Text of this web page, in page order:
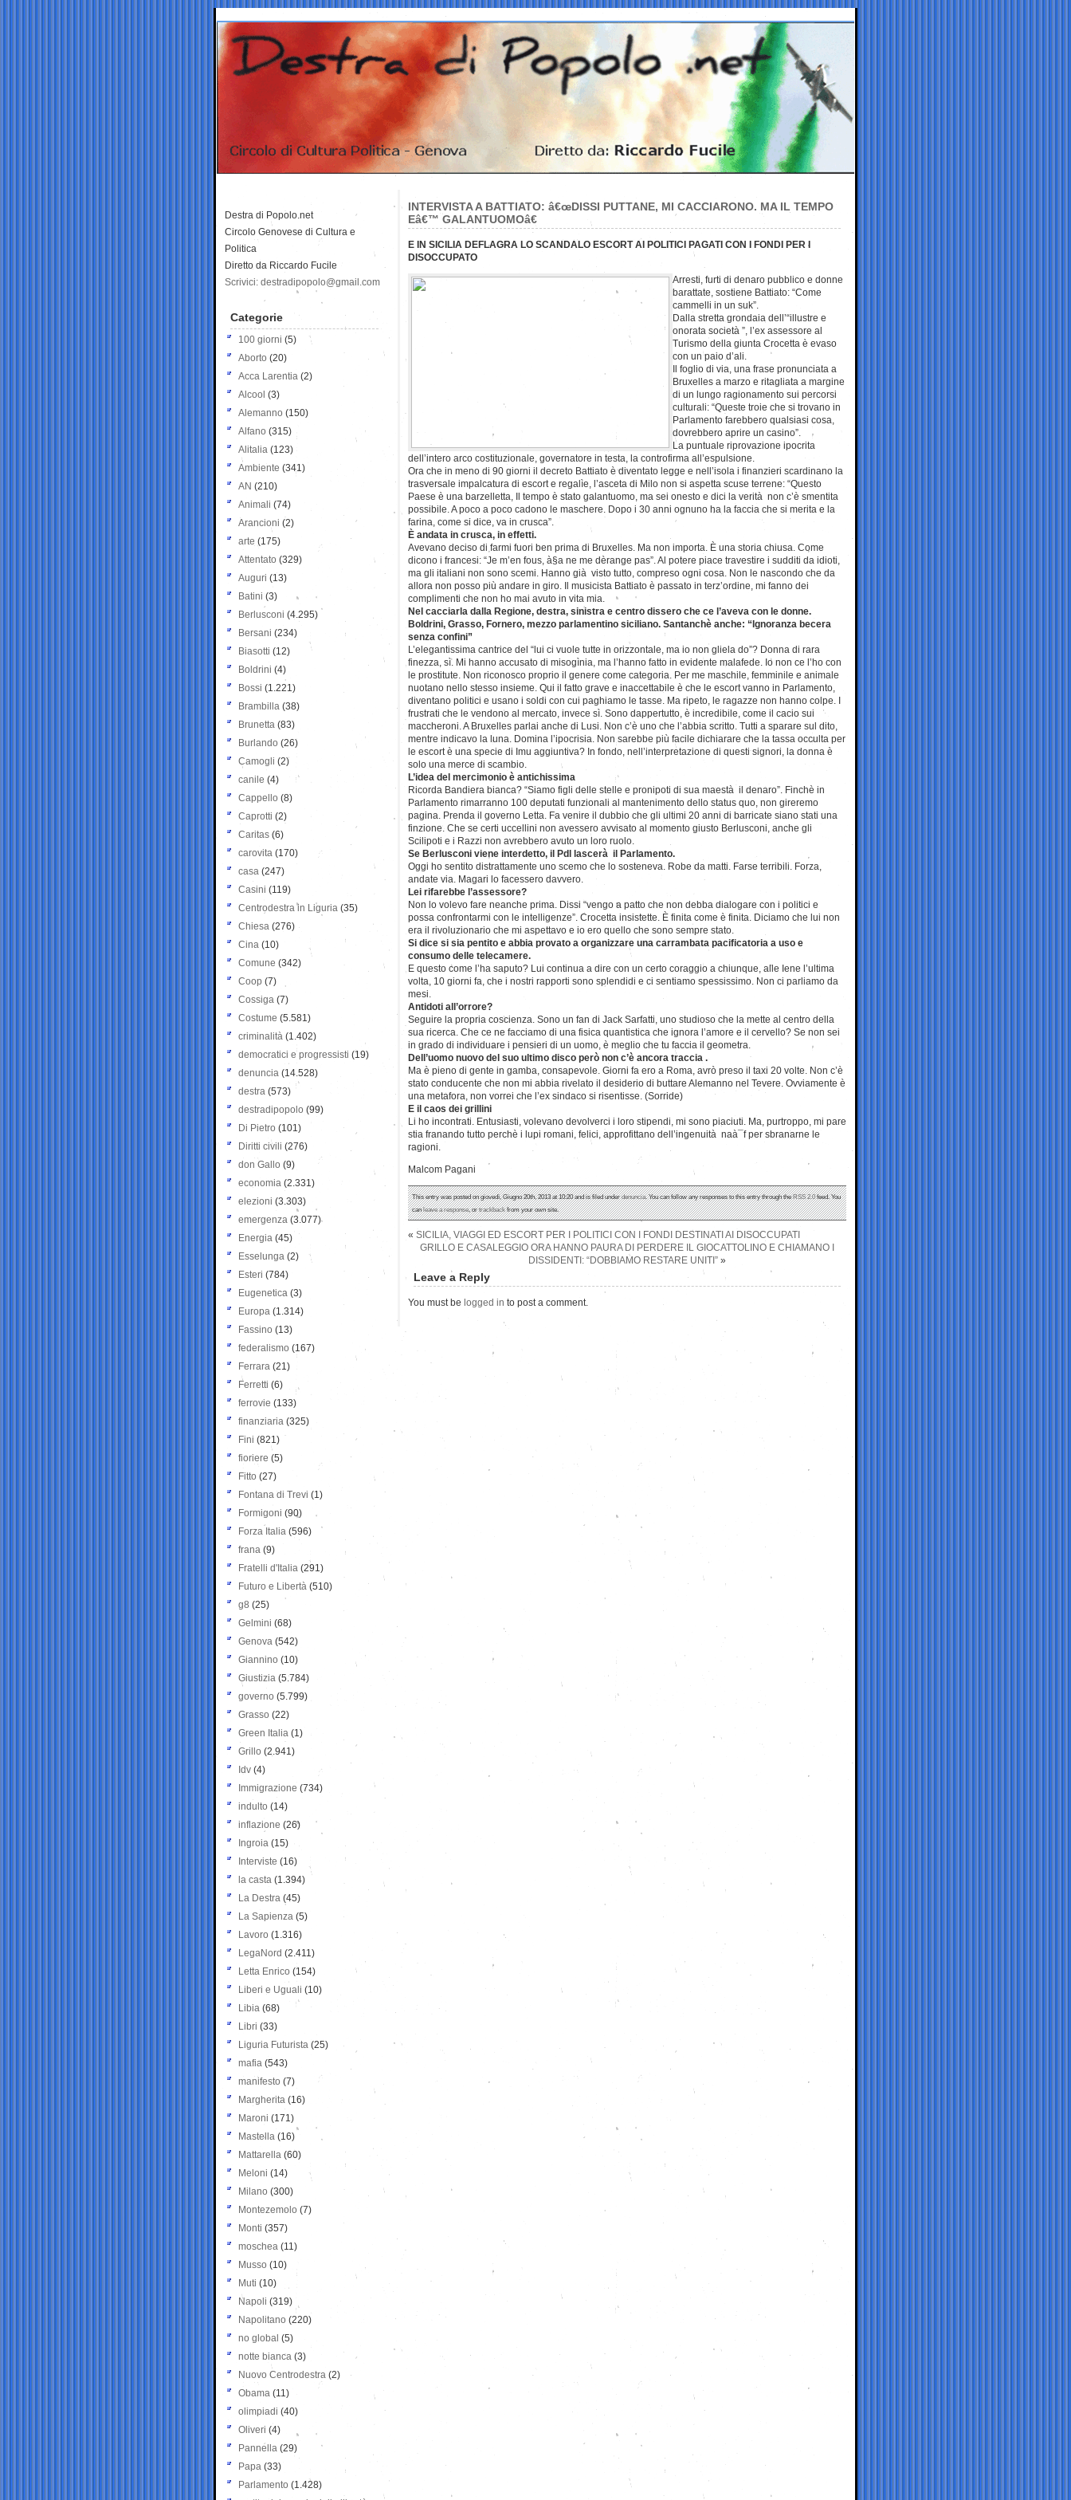
INTERVISTA A BATTIATO: â€œDISSI PUTTANE, MI CACCIARONO. MA IL TEMPO
Eâ€™ GALANTUOMOâ€
E IN SICILIA DEFLAGRA LO SCANDALO ESCORT AI POLITICI PAGATI CON I FONDI PER I
DISOCCUPATO
Arresti, furti di denaro pubblico e donne
barattate, sostiene Battiato: “Come
cammelli in un suk”.
Dalla stretta grondaia dell’“illustre e
onorata società ”, l’ex assessore al
Turismo della giunta Crocetta è evaso
con un paio d’ali.
Il foglio di via, una frase pronunciata a
Bruxelles a marzo e ritagliata a margine
di un lungo ragionamento sui percorsi
culturali: “Queste troie che si trovano in
Parlamento farebbero qualsiasi cosa,
dovrebbero aprire un casino”.
La puntuale riprovazione ipocrita
dell’intero arco costituzionale, governatore in testa, la controfirma all’espulsione.
Ora che in meno di 90 giorni il decreto Battiato è diventato legge e nell’isola i finanzieri scardinano la
trasversale impalcatura di escort e regalìe, l’asceta di Milo non si aspetta scuse terrene: “Questo
Paese è una barzelletta, Il tempo è stato galantuomo, ma sei onesto e dici la verità non c’è smentita
possibile. A poco a poco cadono le maschere. Dopo i 30 anni ognuno ha la faccia che si merita e la
farina, come si dice, va in crusca”.
È andata in crusca, in effetti.
Avevano deciso di farmi fuori ben prima di Bruxelles. Ma non importa. È una storia chiusa. Come
dicono i francesi: “Je m’en fous, à§a ne me dèrange pas”. Al potere piace travestire i sudditi da idioti,
ma gli italiani non sono scemi. Hanno già visto tutto, compreso ogni cosa. Non le nascondo che da
allora non posso più andare in giro. Il musicista Battiato è passato in terz’ordine, mi fanno dei
complimenti che non ho mai avuto in vita mia.
Nel cacciarla dalla Regione, destra, sinistra e centro dissero che ce l’aveva con le donne.
Boldrini, Grasso, Fornero, mezzo parlamentino siciliano. Santanchè anche: “Ignoranza becera
senza confini”
L’elegantissima cantrice del “lui ci vuole tutte in orizzontale, ma io non gliela do”? Donna di rara
finezza, sì. Mi hanno accusato di misogìnia, ma l’hanno fatto in evidente malafede. Io non ce l’ho con
le prostitute. Non riconosco proprio il genere come categoria. Per me maschile, femminile e animale
nuotano nello stesso insieme. Qui il fatto grave e inaccettabile è che le escort vanno in Parlamento,
diventano politici e usano i soldi con cui paghiamo le tasse. Ma ripeto, le ragazze non hanno colpe. I
frustrati che le vendono al mercato, invece sì. Sono dappertutto, è incredibile, come il cacio sui
maccheroni. A Bruxelles parlai anche di Lusi. Non c’è uno che l’abbia scritto. Tutti a sparare sul dito,
mentre indicavo la luna. Domina l’ipocrisia. Non sarebbe più facile dichiarare che la tassa occulta per
le escort è una specie di Imu aggiuntiva? In fondo, nell’interpretazione di questi signori, la donna è
solo una merce di scambio.
L’idea del mercimonio è antichissima
Ricorda Bandiera bianca? “Siamo figli delle stelle e pronipoti di sua maestà il denaro”. Finchè in
Parlamento rimarranno 100 deputati funzionali al mantenimento dello status quo, non gireremo
pagina. Prenda il governo Letta. Fa venire il dubbio che gli ultimi 20 anni di barricate siano stati una
finzione. Che se certi uccellini non avessero avvisato al momento giusto Berlusconi, anche gli
Scilipoti e i Razzi non avrebbero avuto un loro ruolo.
Se Berlusconi viene interdetto, il Pdl lascerà il Parlamento.
Oggi ho sentito distrattamente uno scemo che lo sosteneva. Robe da matti. Farse terribili. Forza,
andate via. Magari lo facessero davvero.
Lei rifarebbe l’assessore?
Non lo volevo fare neanche prima. Dissi “vengo a patto che non debba dialogare con i politici e
possa confrontarmi con le intelligenze”. Crocetta insistette. È finita come è finita. Diciamo che lui non
era il rivoluzionario che mi aspettavo e io ero quello che sono sempre stato.
Si dice si sia pentito e abbia provato a organizzare una carrambata pacificatoria a uso e
consumo delle telecamere.
E questo come l’ha saputo? Lui continua a dire con un certo coraggio a chiunque, alle Iene l’ultima
volta, 10 giorni fa, che i nostri rapporti sono splendidi e ci sentiamo spessissimo. Non ci parliamo da
mesi.
Antidoti all’orrore?
Seguire la propria coscienza. Sono un fan di Jack Sarfatti, uno studioso che la mette al centro della
sua ricerca. Che ce ne facciamo di una fisica quantistica che ignora l’amore e il cervello? Se non sei
in grado di individuare i pensieri di un uomo, è meglio che tu faccia il geometra.
Dell’uomo nuovo del suo ultimo disco però non c’è ancora traccia .
Ma è pieno di gente in gamba, consapevole. Giorni fa ero a Roma, avrò preso il taxi 20 volte. Non c’è
stato conducente che non mi abbia rivelato il desiderio di buttare Alemanno nel Tevere. Ovviamente è
una metafora, non vorrei che l’ex sindaco si risentisse. (Sorride)
E il caos dei grillini
Li ho incontrati. Entusiasti, volevano devolverci i loro stipendi, mi sono piaciuti. Ma, purtroppo, mi pare
stia franando tutto perchè i lupi romani, felici, approfittano dell’ingenuità naà¯f per sbranarne le
ragioni.
Malcom Pagani
This entry was posted on giovedì, Giugno 20th, 2013 at 10:20 and is filed underdenuncia. You can follow any responses to this entry through theRSS 2.0feed. You
canleave a response, ortrackbackfrom your own site.
« SICILIA, VIAGGI ED ESCORT PER I POLITICI CON I FONDI DESTINATI AI DISOCCUPATI
GRILLO E CASALEGGIO ORA HANNO PAURA DI PERDERE IL GIOCATTOLINO E CHIAMANO I
DISSIDENTI: “DOBBIAMO RESTARE UNITI” »
Leave a Reply
You must be logged in to post a comment.
Destra di Popolo.net
Circolo Genovese di Cultura e
Politica
Diretto da Riccardo Fucile
Scrivici: destradipopolo@gmail.com
Categorie
100 giorni (5)
Aborto (20)
Acca Larentia (2)
Alcool (3)
Alemanno (150)
Alfano (315)
Alitalia (123)
Ambiente (341)
AN (210)
Animali (74)
Arancioni (2)
arte (175)
Attentato (329)
Auguri (13)
Batini (3)
Berlusconi (4.295)
Bersani (234)
Biasotti (12)
Boldrini (4)
Bossi (1.221)
Brambilla (38)
Brunetta (83)
Burlando (26)
Camogli (2)
canile (4)
Cappello (8)
Caprotti (2)
Caritas (6)
carovita (170)
casa (247)
Casini (119)
Centrodestra in Liguria (35)
Chiesa (276)
Cina (10)
Comune (342)
Coop (7)
Cossiga (7)
Costume (5.581)
criminalità (1.402)
democratici e progressisti (19)
denuncia (14.528)
destra (573)
destradipopolo (99)
Di Pietro (101)
Diritti civili (276)
don Gallo (9)
economia (2.331)
elezioni (3.303)
emergenza (3.077)
Energia (45)
Esselunga (2)
Esteri (784)
Eugenetica (3)
Europa (1.314)
Fassino (13)
federalismo (167)
Ferrara (21)
Ferretti (6)
ferrovie (133)
finanziaria (325)
Fini (821)
fioriere (5)
Fitto (27)
Fontana di Trevi (1)
Formigoni (90)
Forza Italia (596)
frana (9)
Fratelli d'Italia (291)
Futuro e Libertà (510)
g8 (25)
Gelmini (68)
Genova (542)
Giannino (10)
Giustizia (5.784)
governo (5.799)
Grasso (22)
Green Italia (1)
Grillo (2.941)
Idv (4)
Immigrazione (734)
indulto (14)
inflazione (26)
Ingroia (15)
Interviste (16)
la casta (1.394)
La Destra (45)
La Sapienza (5)
Lavoro (1.316)
LegaNord (2.411)
Letta Enrico (154)
Liberi e Uguali (10)
Libia (68)
Libri (33)
Liguria Futurista (25)
mafia (543)
manifesto (7)
Margherita (16)
Maroni (171)
Mastella (16)
Mattarella (60)
Meloni (14)
Milano (300)
Montezemolo (7)
Monti (357)
moschea (11)
Musso (10)
Muti (10)
Napoli (319)
Napolitano (220)
no global (5)
notte bianca (3)
Nuovo Centrodestra (2)
Obama (11)
olimpiadi (40)
Oliveri (4)
Pannella (29)
Papa (33)
Parlamento (1.428)